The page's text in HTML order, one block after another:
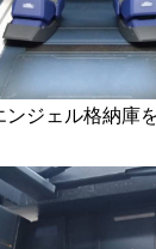
ンジェル格納庫